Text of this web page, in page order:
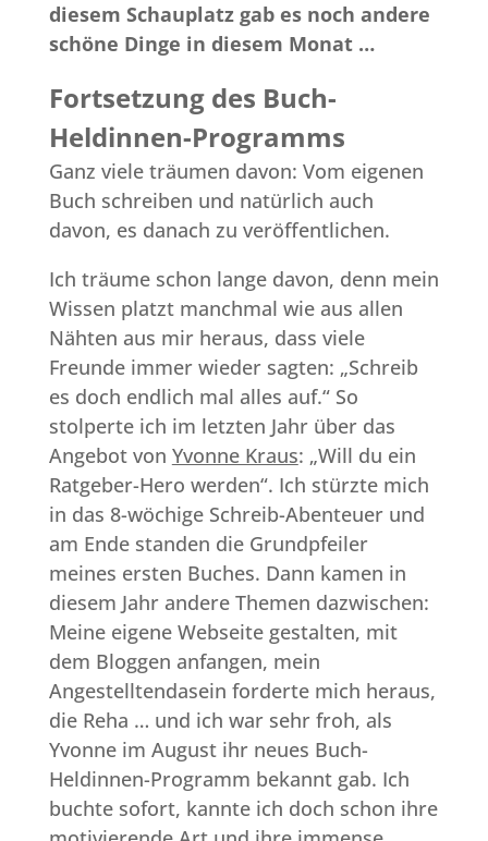
diesem Schauplatz gab es noch andere
schöne Dinge in diesem Monat …
Fortsetzung des Buch-
Heldinnen-Programms
Ganz viele träumen davon: Vom eigenen
Buch schreiben und natürlich auch
davon, es danach zu veröffentlichen.
Ich träume schon lange davon, denn mein
Wissen platzt manchmal wie aus allen
Nähten aus mir heraus, dass viele
Freunde immer wieder sagten: „Schreib
es doch endlich mal alles auf.“ So
stolperte ich im letzten Jahr über das
Angebot von Yvonne Kraus: „Will du ein
Ratgeber-Hero werden“. Ich stürzte mich
in das 8-wöchige Schreib-Abenteuer und
am Ende standen die Grundpfeiler
meines ersten Buches. Dann kamen in
diesem Jahr andere Themen dazwischen:
Meine eigene Webseite gestalten, mit
dem Bloggen anfangen, mein
Angestelltendasein forderte mich heraus,
die Reha … und ich war sehr froh, als
Yvonne im August ihr neues Buch-
Heldinnen-Programm bekannt gab. Ich
buchte sofort, kannte ich doch schon ihre